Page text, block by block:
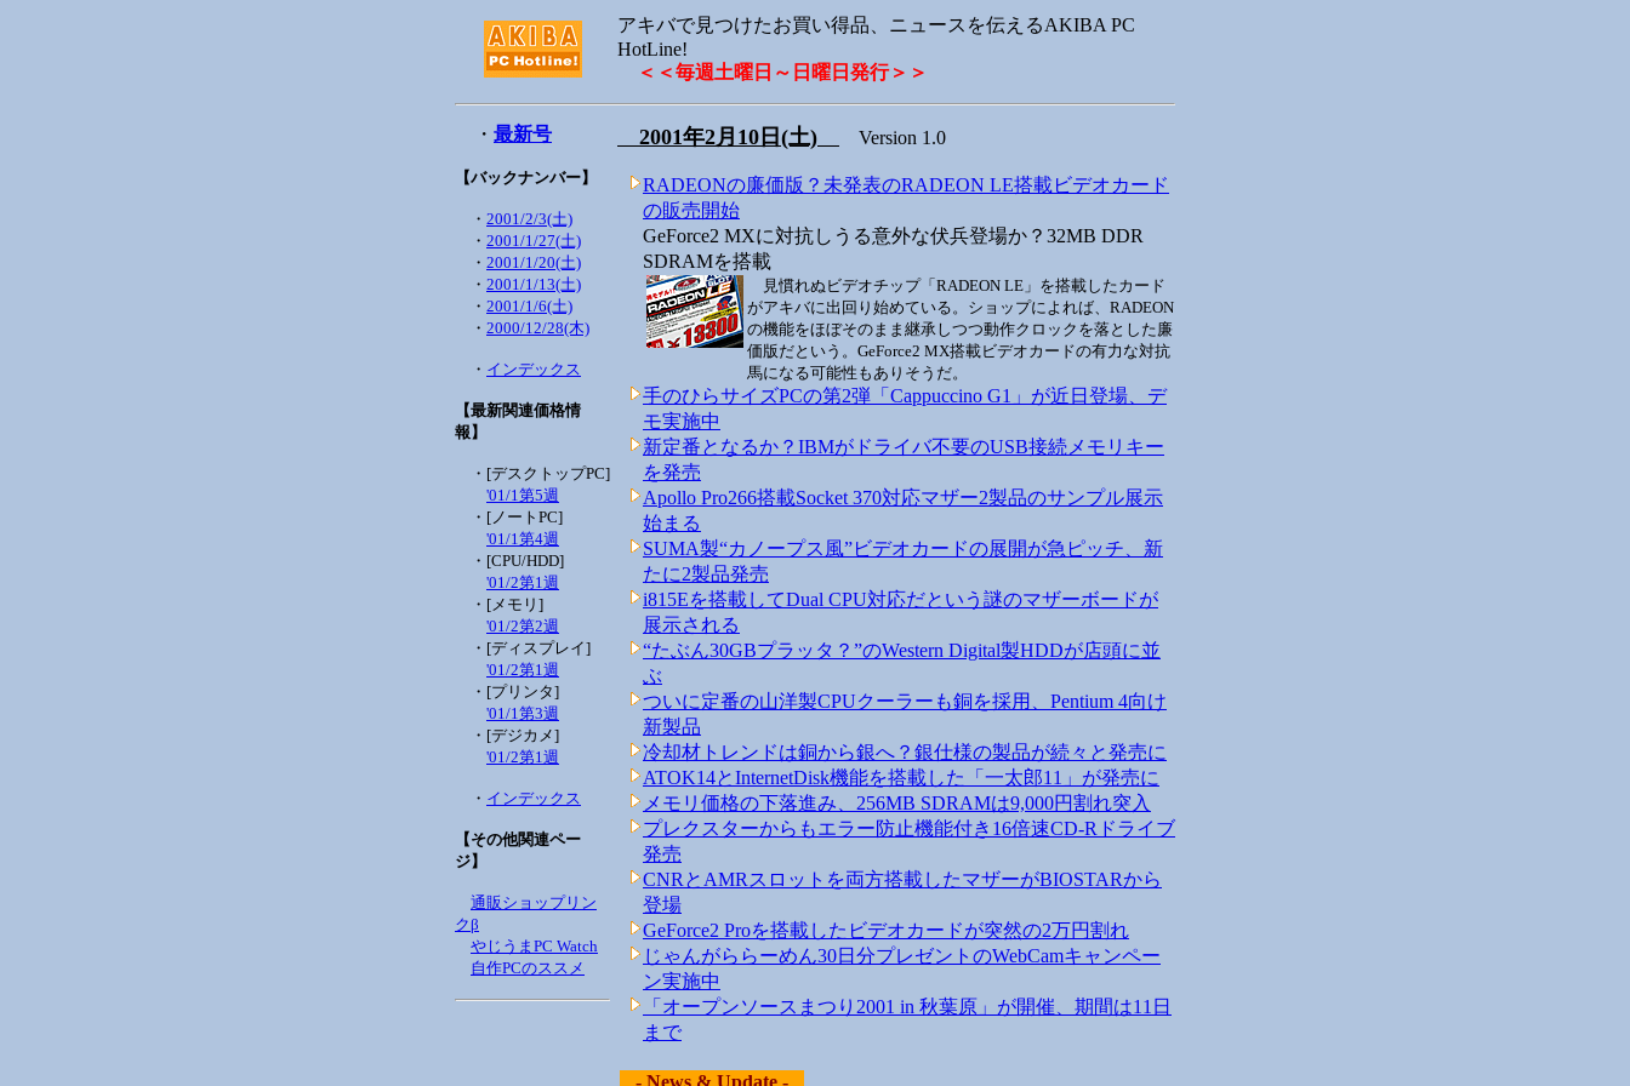
アキバで見つけたお買い得品、ニュースを伝えるAKIBA PC
HotLine!
＜＜毎週土曜日～日曜日発行＞＞
・ 最新号
【バックナンバー】
・ 2001/2/3(土)
・ 2001/1/27(土)
・ 2001/1/20(土)
・ 2001/1/13(土)
・ 2001/1/6(土)
・ 2000/12/28(木)
・ インデックス
【最新関連価格情
報】
・[デスクトップPC]
'01/1第5週
・[ノートPC]
'01/1第4週
・[CPU/HDD]
'01/2第1週
・[メモリ]
'01/2第2週
・[ディスプレイ]
'01/2第1週
・[プリンタ]
'01/1第3週
・[デジカメ]
'01/2第1週
・ インデックス
【その他関連ペー
ジ】
通販ショップリン
クβ
やじうまPC Watch
自作PCのススメ
2001年2月10日(土) Version 1.0
RADEONの廉価版？未発表のRADEON LE搭載ビデオカード
の販売開始
GeForce2 MXに対抗しうる意外な伏兵登場か？32MB DDR
SDRAMを搭載
見慣れぬビデオチップ「RADEON LE」を搭載したカード
がアキバに出回り始めている。ショップによれば、RADEON
の機能をほぼそのまま継承しつつ動作クロックを落とした廉
価版だという。GeForce2 MX搭載ビデオカードの有力な対抗
馬になる可能性もありそうだ。
手のひらサイズPCの第2弾「Cappuccino G1」が近日登場、デ
モ実施中
新定番となるか？IBMがドライバ不要のUSB接続メモリキー
を発売
Apollo Pro266搭載Socket 370対応マザー2製品のサンプル展示
始まる
SUMA製“カノープス風”ビデオカードの展開が急ピッチ、新
たに2製品発売
i815Eを搭載してDual CPU対応だという謎のマザーボードが
展示される
“たぶん30GBプラッタ？”のWestern Digital製HDDが店頭に並
ぶ
ついに定番の山洋製CPUクーラーも銅を採用、Pentium 4向け
新製品
冷却材トレンドは銅から銀へ？銀仕様の製品が続々と発売に
ATOK14とInternetDisk機能を搭載した「一太郎11」が発売に
メモリ価格の下落進み、256MB SDRAMは9,000円割れ突入
プレクスターからもエラー防止機能付き16倍速CD-Rドライブ
発売
CNRとAMRスロットを両方搭載したマザーがBIOSTARから
登場
GeForce2 Proを搭載したビデオカードが突然の2万円割れ
じゃんがららーめん30日分プレゼントのWebCamキャンペー
ン実施中
「オープンソースまつり2001 in 秋葉原」が開催、期間は11日
まで
- News & Update -